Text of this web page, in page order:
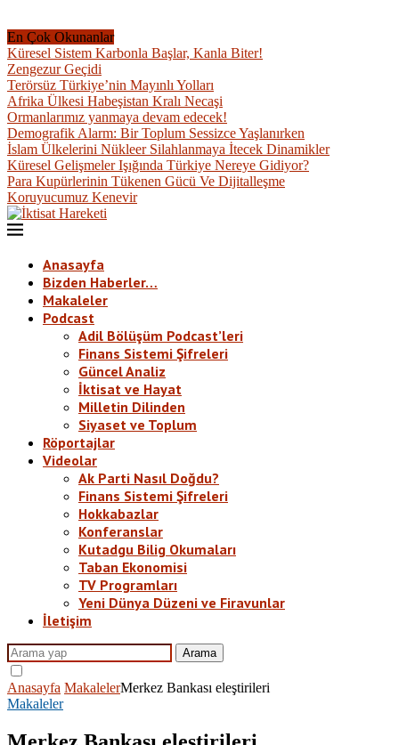
En Çok Okunanlar
Küresel Sistem Karbonla Başlar, Kanla Biter!
Zengezur Geçidi
Terörsüz Türkiye’nin Mayınlı Yolları
Afrika Ülkesi Habeşistan Kralı Necaşi
Ormanlarımız yanmaya devam edecek!
Demografik Alarm: Bir Toplum Sessizce Yaşlanırken
İslam Ülkelerini Nükleer Silahlanmaya İtecek Dinamikler
Küresel Gelişmeler Işığında Türkiye Nereye Gidiyor?
Para Kupürlerinin Tükenen Gücü Ve Dijitalleşme
Koruyucumuz Kenevir
Anasayfa
Bizden Haberler…
Makaleler
Podcast
Adil Bölüşüm Podcast’leri
Finans Sistemi Şifreleri
Güncel Analiz
İktisat ve Hayat
Milletin Dilinden
Siyaset ve Toplum
Röportajlar
Videolar
Ak Parti Nasıl Doğdu?
Finans Sistemi Şifreleri
Hokkabazlar
Konferanslar
Kutadgu Bilig Okumaları
Taban Ekonomisi
TV Programları
Yeni Dünya Düzeni ve Firavunlar
İletişim
Arama
Anasayfa MakalelerMerkez Bankası eleştirileri
Makaleler